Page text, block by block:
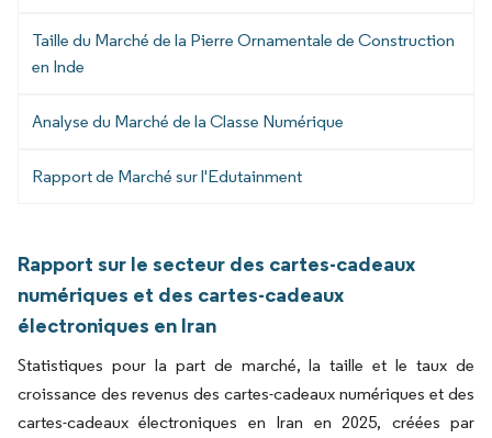
Taille du Marché de la Pierre Ornamentale de Construction
en Inde
Analyse du Marché de la Classe Numérique
Rapport de Marché sur l'Edutainment
Rapport sur le secteur des cartes-cadeaux
numériques et des cartes-cadeaux
électroniques en Iran
Statistiques pour la part de marché, la taille et le taux de
croissance des revenus des cartes-cadeaux numériques et des
cartes-cadeaux électroniques en Iran en 2025, créées par